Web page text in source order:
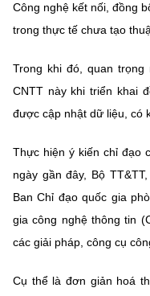
BỘ KHOA
Điều khoản sử dụng Theo
Cơ quan chủ quản: Bộ
Chịu trách nhiệm nội
Giám đốc Trung tâm
Liên hệ
Điện thoại: 024 3936 9506
©2026 Bản quyền thuộc
Công nghệ kết nối, đồng
trong thực tế chưa tạo
Trong khi đó, quan
CNTT này khi triển khai
được cập nhật dữ liệu, có
Thực hiện ý kiến chỉ đạo
ngày gần đây, Bộ
Ban Chỉ đạo quốc gia
gia công nghệ thông tin
các giải pháp, công cụ
Cụ thể là đơn giản hoá